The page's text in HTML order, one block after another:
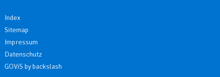
Index
Sitemap
Impressum
Datenschutz
GOViS bybackslash